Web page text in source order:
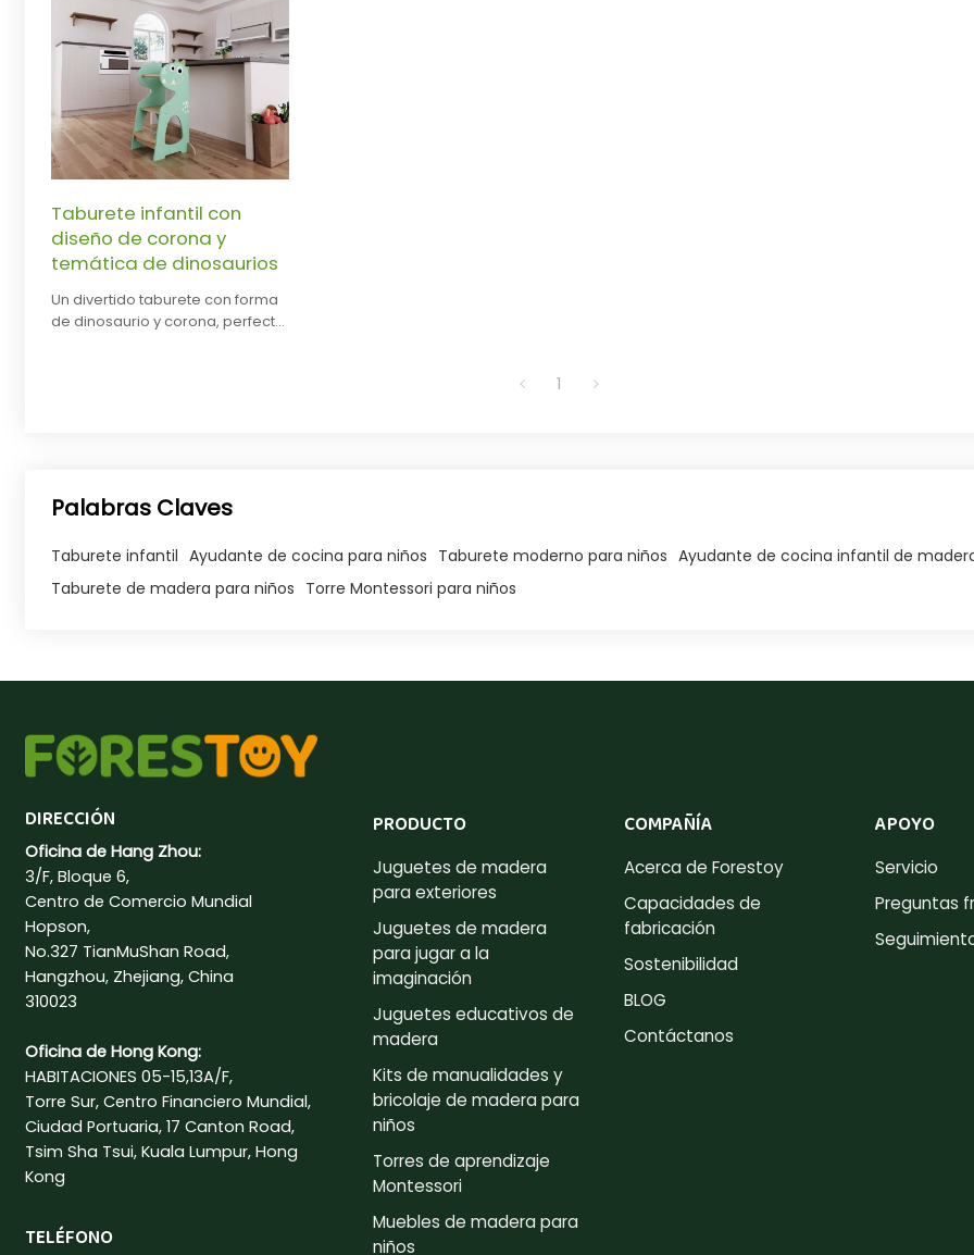
Taburete infantil con
diseño de corona y
temática de dinosaurios
Un divertido taburete con forma
de dinosaurio y corona, perfecto
1
Palabras Claves
Taburete infantil Ayudante de cocina para niños Taburete moderno para niños Ayudante de cocina infantil de
Taburete de madera para niños Torre Montessori para niños
DIRECCIÓN
Oficina de Hang Zhou:
3/F, Bloque 6,
Centro de Comercio Mundial
Hopson,
No.327 TianMuShan Road,
Hangzhou, Zhejiang, China
310023
Oficina de Hong Kong:
HABITACIONES 05-15,13A/F,
Torre Sur, Centro Financiero Mundial,
Ciudad Portuaria, 17 Canton Road,
Tsim Sha Tsui, Kuala Lumpur, Hong
Kong
TELÉFONO
PRODUCTO
Juguetes de madera
para exteriores
Juguetes de madera
para jugar a la
imaginación
Juguetes educativos de
madera
Kits de manualidades y
bricolaje de madera para
niños
Torres de aprendizaje
Montessori
Muebles de madera para
niños
COMPAÑÍA
Acerca de Forestoy
Capacidades de
fabricación
Sostenibilidad
BLOG
Contáctanos
APOYO
Servicio
Preguntas